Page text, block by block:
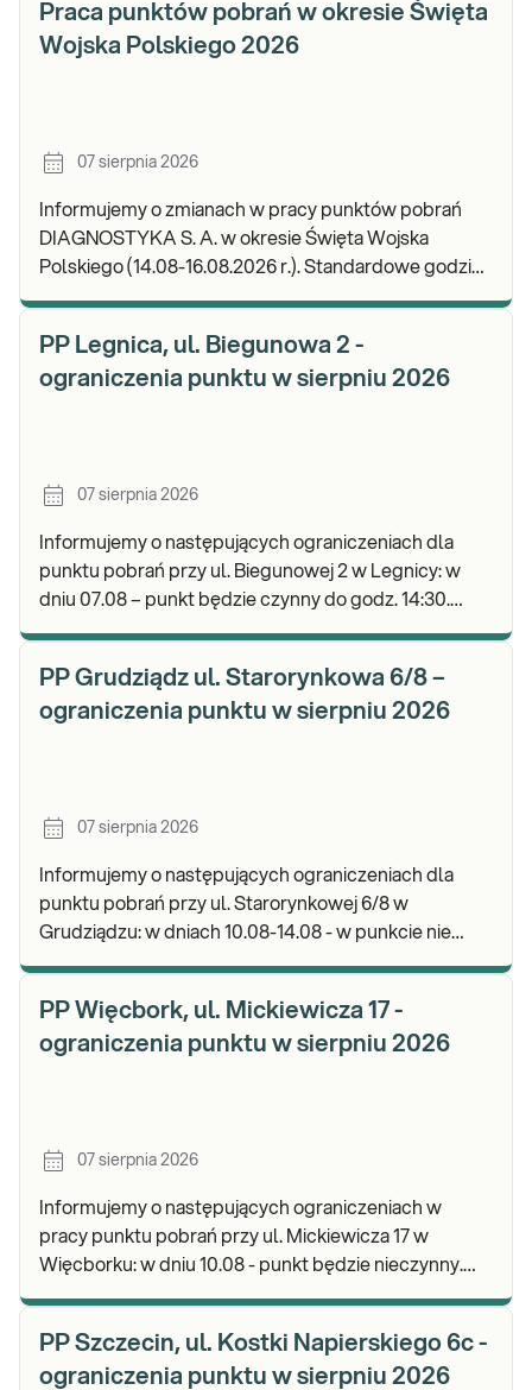
Praca punktów pobrań w okresie Święta
Wojska Polskiego 2026
07 sierpnia 2026
Informujemy o zmianach w pracy punktów pobrań
DIAGNOSTYKA S. A. w okresie Święta Wojska
Polskiego (14.08-16.08.2026 r.). Standardowe godziny
PP Legnica, ul. Biegunowa 2 -
ograniczenia punktu w sierpniu 2026
07 sierpnia 2026
Informujemy o następujących ograniczeniach dla
punktu pobrań przy ul. Biegunowej 2 w Legnicy: w
dniu 07.08 – punkt będzie czynny do godz. 14:30.
PP Grudziądz ul. Starorynkowa 6/8 –
ograniczenia punktu w sierpniu 2026
07 sierpnia 2026
Informujemy o następujących ograniczeniach dla
punktu pobrań przy ul. Starorynkowej 6/8 w
Grudziądzu: w dniach 10.08-14.08 - w punkcie nie
PP Więcbork, ul. Mickiewicza 17 -
ograniczenia punktu w sierpniu 2026
07 sierpnia 2026
Informujemy o następujących ograniczeniach w
pracy punktu pobrań przy ul. Mickiewicza 17 w
Więcborku: w dniu 10.08 - punkt będzie nieczynny.
PP Szczecin, ul. Kostki Napierskiego 6c -
ograniczenia punktu w sierpniu 2026